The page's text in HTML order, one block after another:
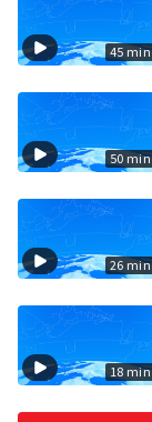
45 min
50 min
26 min
18 min